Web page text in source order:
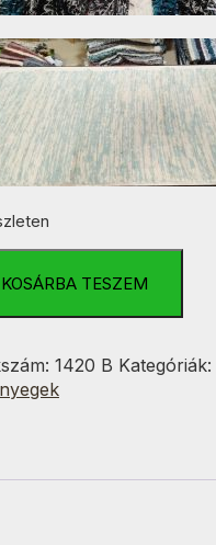
KOSÁRBA TESZEM
1420 B Kategóriák: